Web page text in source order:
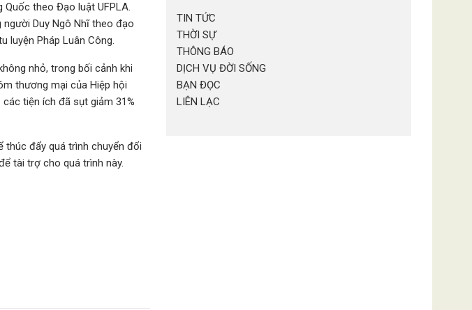
theo Đạo luật UFPLA.
Duy Ngô Nhĩ theo đạo
luyện Pháp Luân Công.
nhỏ, trong bối cảnh khi
thương mại của Hiệp hội
tiện ích đã sụt giảm 31%
thúc đẩy quá trình chuyển đổi
tài trợ cho quá trình này.
TIN TỨC
THỜI SỰ
THÔNG BÁO
DỊCH VỤ ĐỜI SỐNG
BẠN ĐỌC
LIÊN LẠC